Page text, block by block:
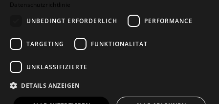
Versand Zahlarten
Retoure
Widerrufsformular
© 2026Baltic Design Shop. Baltic Design Shop
Datenschutzrichtlinie
UNBEDINGT ERFORDERLICH
PERFORMANCE
TARGETING FUNKTIONALITÄT
UNKLASSIFIZIERTE
DETAILS ANZEIGEN